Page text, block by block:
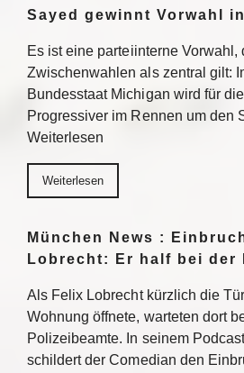
Sayed gewinnt Vorwahl
Es ist eine parteiinterne Vorwahl,
Zwischenwahlen als zentral gilt:
Bundesstaat Michigan wird für
Progressiver im Rennen um den
Weiterlesen
Weiterlesen
München News :
Lobrecht: Er half bei der
Als Felix Lobrecht kürzlich die
Wohnung öffnete, warteten dort
Polizeibeamte. In seinem
schildert der Comedian den